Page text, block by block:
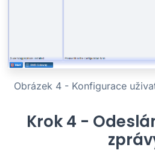
Obrázek 4 - Konfigurace
Krok 4 -